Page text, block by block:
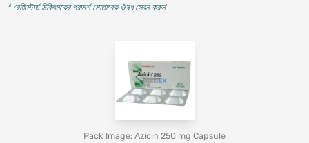
* রেজিস্টার্ড চিকিৎসকের পরামর্শ মোতাবেক ঔষধ সেবন করুন'
Pack Image: Azicin 250 mg Capsule